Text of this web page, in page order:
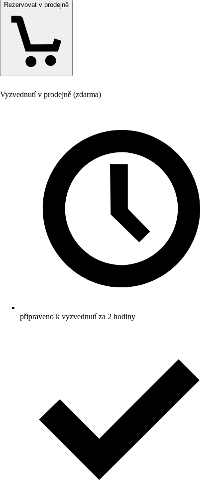
Rezervovat v prodejně
Vyzvednutí v prodejně (zdarma)
připraveno k vyzvednutí za 2 hodiny